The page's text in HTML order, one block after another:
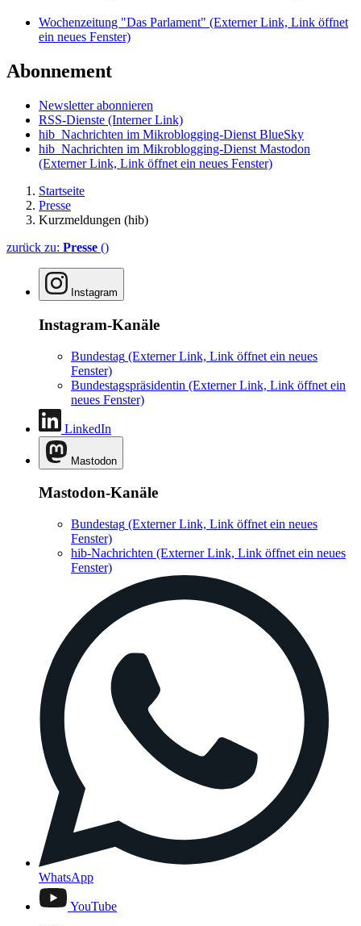
Wochenzeitung "Das Parlament" (Externer Link, Link öffnet
ein neues Fenster)
Abonnement
Newsletter abonnieren
RSS-Dienste (Interner Link)
hib_Nachrichten im Mikroblogging-Dienst BlueSky
hib_Nachrichten im Mikroblogging-Dienst Mastodon
(Externer Link, Link öffnet ein neues Fenster)
Startseite
Presse
Kurzmeldungen (hib)
zurück zu: Presse ()
Instagram
Instagram-Kanäle
Bundestag (Externer Link, Link öffnet ein neues
Fenster)
Bundestagspräsidentin (Externer Link, Link öffnet ein
neues Fenster)
LinkedIn
Mastodon
Mastodon-Kanäle
Bundestag (Externer Link, Link öffnet ein neues
Fenster)
hib-Nachrichten (Externer Link, Link öffnet ein neues
Fenster)
WhatsApp
YouTube